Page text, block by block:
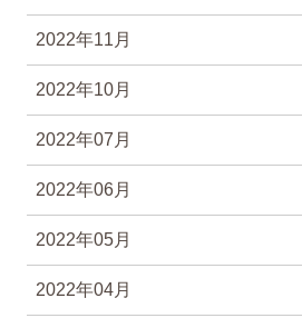
2022年11月
2022年10月
2022年07月
2022年06月
2022年05月
2022年04月